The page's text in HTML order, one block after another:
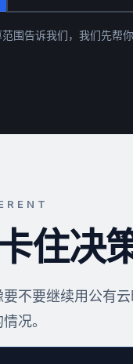
围告诉我们，我们先帮你
住决
不要继续用公有
况。